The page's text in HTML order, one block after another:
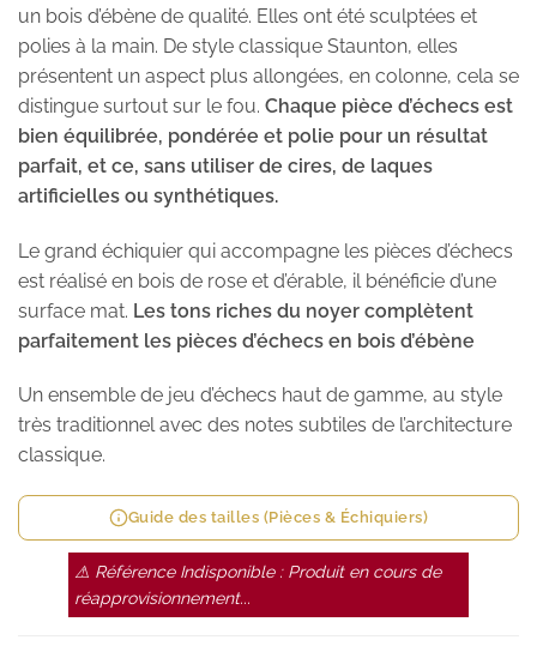
un bois d’ébène de qualité. Elles ont été sculptées et
polies à la main. De style classique Staunton, elles
présentent un aspect plus allongées, en colonne, cela se
distingue surtout sur le fou. Chaque pièce d’échecs est
bien équilibrée, pondérée et polie pour un résultat
parfait, et ce, sans utiliser de cires, de laques
artificielles ou synthétiques.
Le grand échiquier qui accompagne les pièces d’échecs
est réalisé en bois de rose et d’érable, il bénéficie d’une
surface mat. Les tons riches du noyer complètent
parfaitement les pièces d’échecs en bois d’ébène
Un ensemble de jeu d’échecs haut de gamme, au style
très traditionnel avec des notes subtiles de l’architecture
classique.
Guide des tailles (Pièces & Échiquiers)
⚠ Référence Indisponible : Produit en cours de
réapprovisionnement...